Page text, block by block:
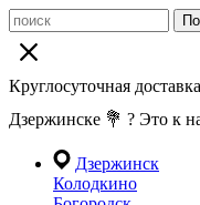
Круглосуточная
Дзержинске 💐 ? Это к
Дзержинск
Колодкино